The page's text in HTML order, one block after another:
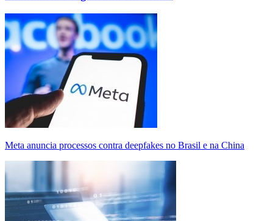
Meta anuncia processos contra deepfakes no Brasil e na China